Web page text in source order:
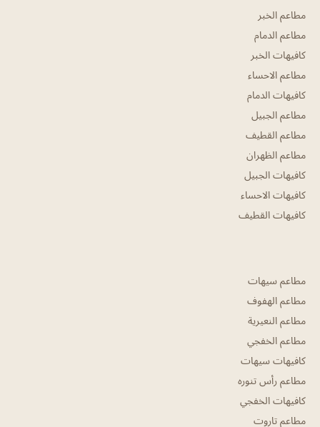
مطاعم الخبر
مطاعم الدمام
كافيهات الخبر
مطاعم الاحساء
كافيهات الدمام
مطاعم الجبيل
مطاعم القطيف
مطاعم الظهران
كافيهات الجبيل
كافيهات الاحساء
كافيهات القطيف
مطاعم سيهات
مطاعم الهفوف
مطاعم النعيرية
مطاعم الخفجي
كافيهات سيهات
مطاعم رأس تنوره
كافيهات الخفجي
مطاعم تاروت